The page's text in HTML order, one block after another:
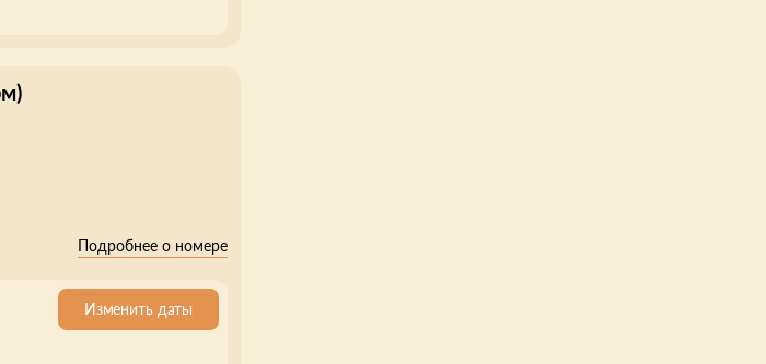
Подробнее о номере
Изменить даты